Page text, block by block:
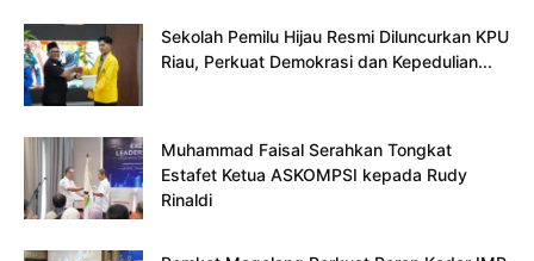
Sekolah Pemilu Hijau Resmi Diluncurkan KPU
Riau, Perkuat Demokrasi dan Kepedulian...
Muhammad Faisal Serahkan Tongkat
Estafet Ketua ASKOMPSI kepada Rudy
Rinaldi